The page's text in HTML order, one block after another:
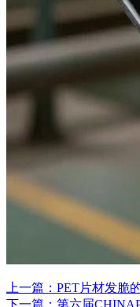
上一篇：PET片材发脆
下一篇：第六届